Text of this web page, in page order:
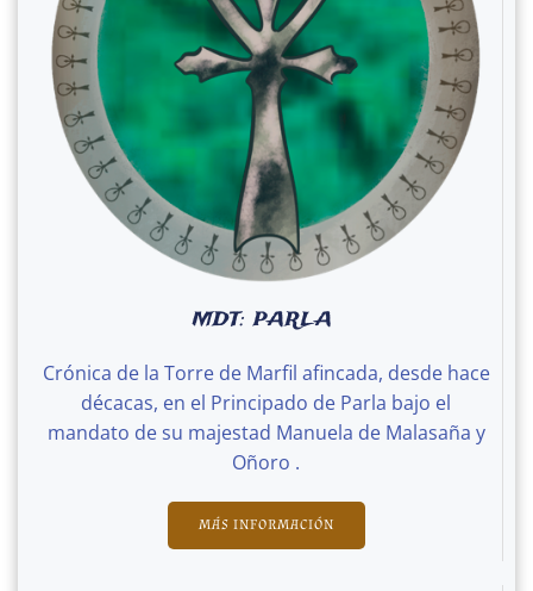
MDT: PARLA
Crónica de la Torre de Marfil afincada, desde hace
décacas, en el Principado de Parla bajo el
mandato de su majestad Manuela de Malasaña y
Oñoro .
MÁS INFORMACIÓN